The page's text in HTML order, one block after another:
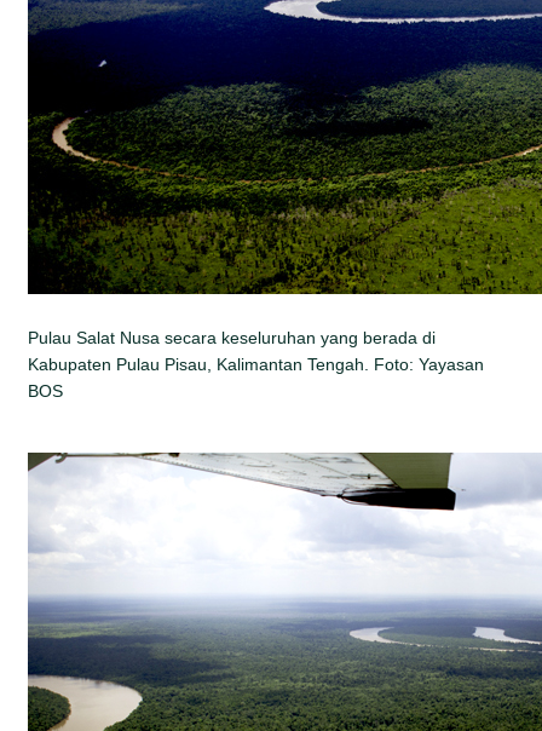
Pulau Salat Nusa secara keseluruhan yang berada di
Kabupaten Pulau Pisau, Kalimantan Tengah. Foto: Yayasan
BOS